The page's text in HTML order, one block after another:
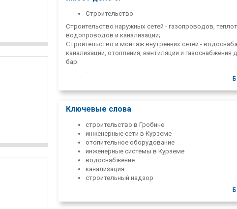
Строительство
Строительство наружных сетей - газопроводов,
водопроводов и канализации;
Строительство и монтаж внутренних сетей -
канализации, отопления, вентиляции и газоснабжения
бар.
Производство
печей для саун;
Производство резервуаров для хранения и
водонагревательных котлов;
Производство дымоходов, дымоходных вкладышей и
воздуховодов;
Производство металлических листов, белой жести и
заготовок.
Торговля
Магазин "Santehnikas centrs" - розничная торговля
сантехническими материалами и изделиями
ООО «Склад» "Grobiņas SPMK" - оптовая торговля
Ключевые слова
строительство в Гробине
инженерные сети в Курземе
отопительное оборудование
инженерные системы в Курземе
водоснабжение
канализация
строительный надзор
котлы отопления для дома